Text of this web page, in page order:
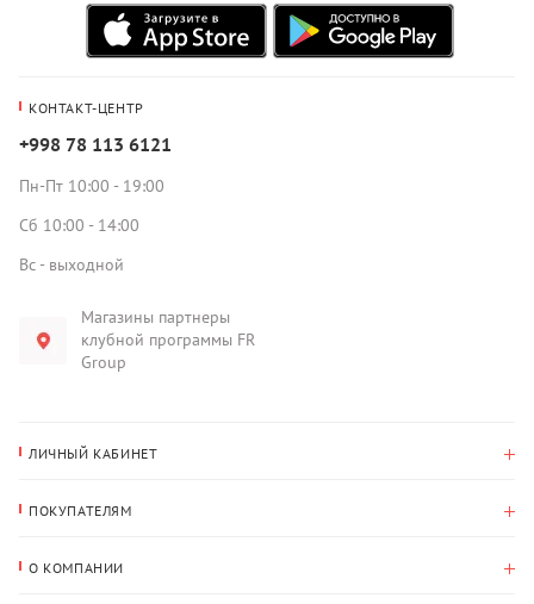
КОНТАКТ-ЦЕНТР
+998 78 113 6121
Пн-Пт 10:00 - 19:00
Сб 10:00 - 14:00
Вс - выходной
Магазины партнеры
клубной программы FR
Group
ЛИЧНЫЙ КАБИНЕТ
Адрес для доставки
ПОКУПАТЕЛЯМ
О КОМПАНИИ